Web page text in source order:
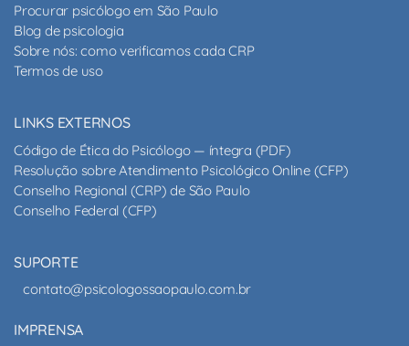
Procurar psicólogo em São Paulo
Blog de psicologia
Sobre nós: como verificamos cada CRP
Termos de uso
LINKS EXTERNOS
Código de Ética do Psicólogo — íntegra (PDF)
Resolução sobre Atendimento Psicológico Online (CFP)
Conselho Regional (CRP) de São Paulo
Conselho Federal (CFP)
SUPORTE
contato@psicologossaopaulo.com.br
IMPRENSA